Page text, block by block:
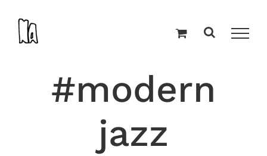
Inhalt
springen
#modern
jazz